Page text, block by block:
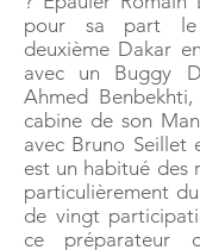
pour sa part
deuxième Dakar
avec un Buggy
Ahmed
cabine de son
avec Bruno Seillet
est un habitué des
particulièrement
de vingt
ce préparateur